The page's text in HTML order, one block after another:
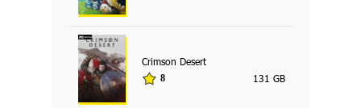
Crimson Desert
8 131 GB